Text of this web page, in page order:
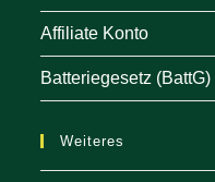
Affiliate Konto
Batteriegesetz (BattG)
Weiteres